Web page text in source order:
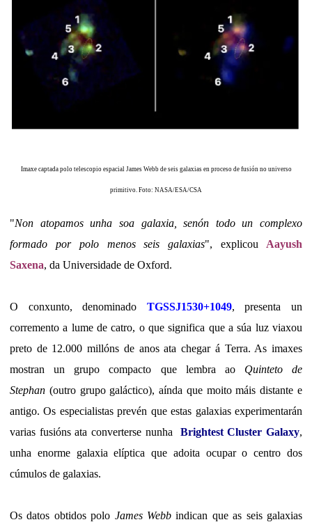
Imaxe captada polo telescopio espacial James Webb de seis galaxias en proceso de fusión no universo
primitivo. Foto: NASA/ESA/CSA
"Non atopamos unha soa galaxia, senón todo un complexo
formado por polo menos seis galaxias", explicou Aayush
Saxena, da Universidade de Oxford.
O conxunto, denominado TGSSJ1530+1049, presenta un
corremento a lume de catro, o que significa que a súa luz viaxou
preto de 12.000 millóns de anos ata chegar á Terra. As imaxes
mostran un grupo compacto que lembra ao Quinteto de
Stephan (outro grupo galáctico), aínda que moito máis distante e
antigo. Os especialistas prevén que estas galaxias experimentarán
varias fusións ata converterse nunha
Brightest Cluster Galaxy,
unha enorme galaxia elíptica que adoita ocupar o centro dos
cúmulos de galaxias.
Os datos obtidos polo James Webb indican que as seis galaxias